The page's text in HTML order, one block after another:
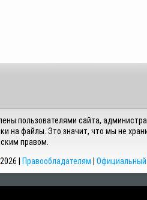
пользователями сайта,
на файлы. Это значит, что мы не
правом.
2026 | Правообладателям Официальный